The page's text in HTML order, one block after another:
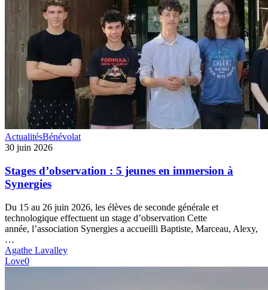
Stages
d’observation
5
jeunes
en
à
Synergies
ActualitésBénévolat
30 juin 2026
Stages d’observation : 5 jeunes en immersion à
Synergies
Du 15 au 26 juin 2026, les élèves de seconde générale et
technologique effectuent un stage d’observation Cette
année, l’association Synergies a accueilli Baptiste, Marceau, Alexy,
…
Agathe Lavalley
Love0